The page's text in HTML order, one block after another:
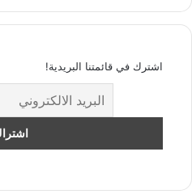
اشترك في قائمتنا البريدية!